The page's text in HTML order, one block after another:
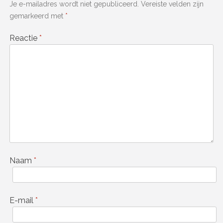
Je e-mailadres wordt niet gepubliceerd. Vereiste velden zijn
gemarkeerd met *
Reactie *
Naam *
E-mail *